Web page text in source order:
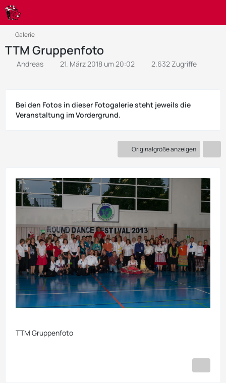
Galerie
TTM Gruppenfoto
Andreas 21. März 2018 um 20:02 2.632 Zugriffe
Bei den Fotos in dieser Fotogalerie steht jeweils die
Veranstaltung im Vordergrund.
Originalgröße anzeigen
TTM Gruppenfoto